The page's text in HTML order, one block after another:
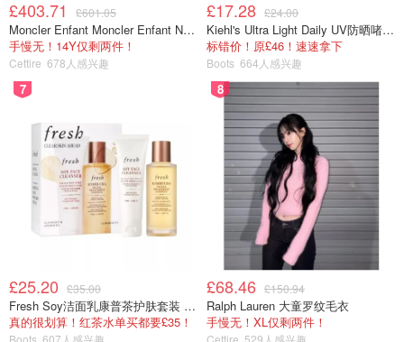
£403.71 £601.05
Moncler Enfant Moncler Enfant New Aubert 连帽羽绒服
手慢无！14Y仅剩两件！
Cettire 678人感兴趣
£17.28 £24.00
Kiehl's Ultra Light Daily UV防晒啫喱 SPF50 PA++++ 60ml
标错价！原£46！速速拿下
Boots 664人感兴趣
7
£25.20 £35.00
Fresh Soy洁面乳康普茶护肤套装 100ml
真的很划算！红茶水单买都要£35！
8
£68.46 £150.94
Ralph Lauren 大童罗纹毛衣
手慢无！XL仅剩两件！